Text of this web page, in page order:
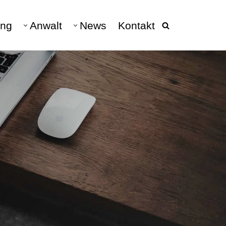
040 - 228 682 10
DATENSCHUTZ
Datenschutz & Datenschutzrecht
DSGVO
Datenschutz Anwalt
Verarbeitungsverzeichnis
Vertretung DSGVO-Auskunft
Auskunftsanspruch &
Schadensersatz
Anwalt News Kontakt